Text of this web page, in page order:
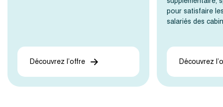
Découvrez l’offre
pour satisfaire
salariés des
Découvrez